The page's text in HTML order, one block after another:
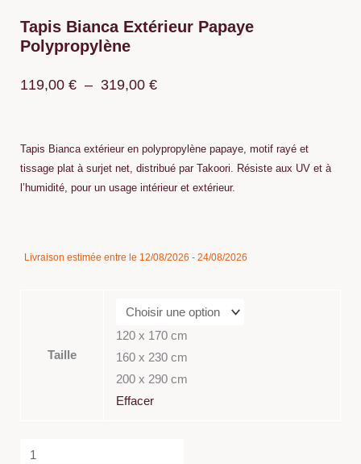
Tapis Bianca Extérieur Papaye
Polypropylène
119,00 € – 319,00 €Plage
119,00 €
à
Tapis Bianca extérieur en polypropylène papaye, motif rayé et
tissage plat à surjet net, distribué par Takoori. Résiste aux UV et à
l’humidité, pour un usage intérieur et extérieur.
Livraison estimée entre le 12/08/2026 - 24/08/2026
Taille
120 x 170 cm
160 x 230 cm
200 x 290 cm
Effacer
de
Papaye